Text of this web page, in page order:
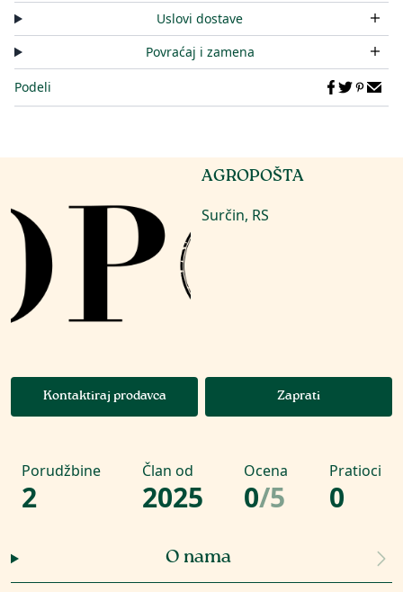
Uslovi dostave
Povraćaj i zamena
Podeli
AGROPOŠTA
Surčin, RS
Kontaktiraj prodavca Zaprati
Porudžbine
2
Član od
2025
Ocena
0/5
Pratioci
0
O nama